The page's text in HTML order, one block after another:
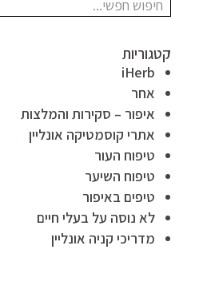
קטגוריות
iHerb
אחר
איפור – סקירות והמלצות
אתרי קוסמטיקה אונליין
טיפוח העור
טיפוח השיער
טיפים באיפור
לא נוסה על בעלי חיים
מדריכי קניה אונליין